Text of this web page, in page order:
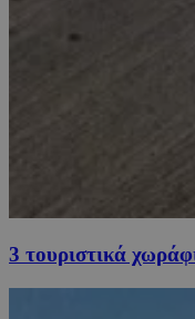
3 τουριστικά